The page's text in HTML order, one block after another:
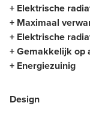
+ Elektrische
+ Maximaal
+ Elektrische
+ Gemakkelijk op
+ Energiezuinig
Design